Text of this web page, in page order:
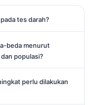
tes darah?
beda menurut
populasi?
perlu dilakukan